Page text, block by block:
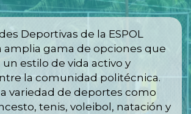
Deportivas de la ESPOL
amplia gama de opciones que
estilo de vida activo y
la comunidad politécnica.
variedad de deportes como
tenis, voleibol, natación y